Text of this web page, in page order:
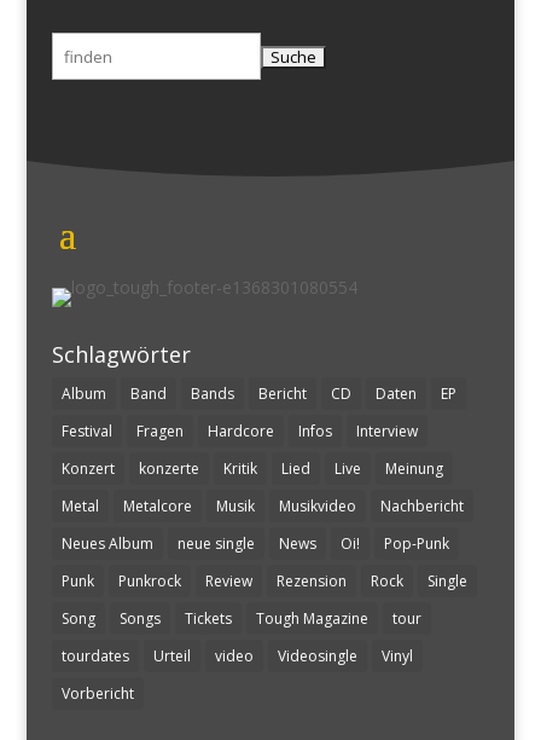
Suchen
nach:
Schlagwörter
Album Band Bands Bericht CD Daten
EP
Festival
Fragen Hardcore Infos
Interview
Konzert
konzerte Kritik Lied Live
Meinung
Metal
Metalcore Musik Musikvideo
Nachbericht
Neues Album
neue single News Oi!
Pop-Punk
Punk
Punkrock Review Rezension Rock
Single
Song
Songs Tickets Tough Magazine
tour
tourdates
Urteil video Videosingle
Vinyl
Vorbericht